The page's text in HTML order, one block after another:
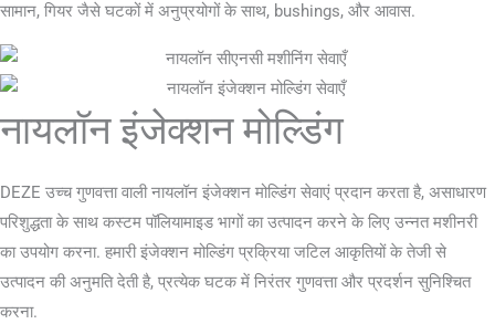
सामान, गियर जैसे घटकों में अनुप्रयोगों के साथ, bushings, और आवास.
नायलॉन इंजेक्शन मोल्डिंग
DEZE उच्च गुणवत्ता वाली नायलॉन इंजेक्शन मोल्डिंग सेवाएं प्रदान करता है, असाधारण
परिशुद्धता के साथ कस्टम पॉलियामाइड भागों का उत्पादन करने के लिए उन्नत मशीनरी
का उपयोग करना. हमारी इंजेक्शन मोल्डिंग प्रक्रिया जटिल आकृतियों के तेजी से
उत्पादन की अनुमति देती है, प्रत्येक घटक में निरंतर गुणवत्ता और प्रदर्शन सुनिश्चित
करना.